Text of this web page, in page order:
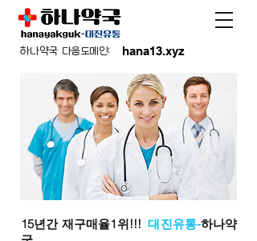
hana13.xyz
하나약국 다음도메인:
15년간 재구매율1위!!!대진유통-하나약